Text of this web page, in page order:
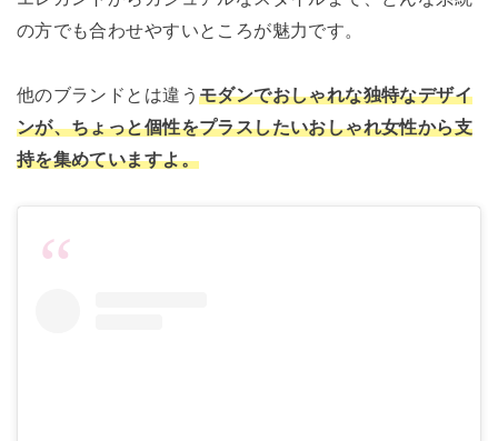
の方でも合わせやすいところが魅力です。
他のブランドとは違う モダンでおしゃれな独特なデザイ
ンが、ちょっと個性をプラスしたいおしゃれ女性から支
持を集めていますよ。